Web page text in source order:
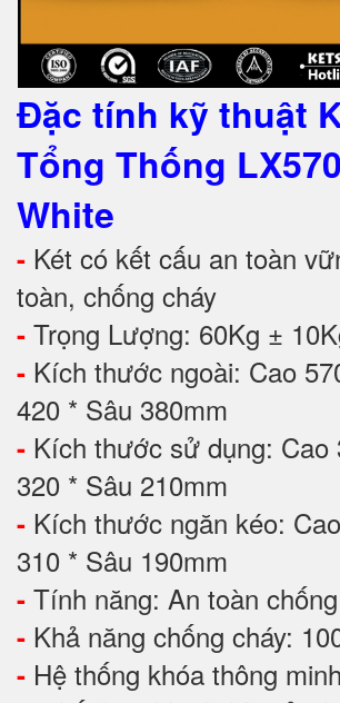
Đặc tính kỹ thuật
Tổng Thống
White
- Két có kết cấu an toàn
toàn, chống cháy
- Trọng Lượng: 60Kg ±
- Kích thước ngoài: Cao
420 * Sâu 380mm
- Kích thước sử dụng: Cao
320 * Sâu 210mm
- Kích thước ngăn kéo:
310 * Sâu 190mm
- Tính năng: An toàn
- Khả năng chống cháy:
- Hệ thống khóa thông